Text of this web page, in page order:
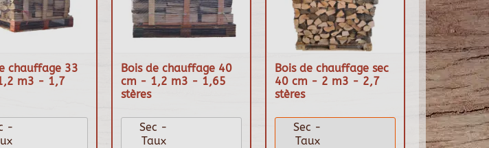
chauffage 33
m3 - 1,7
-
Bois de chauffage 40
cm - 1,2 m3 - 1,65
stères
Sec -
Taux
Bois de chauffage sec
40 cm - 2 m3 - 2,7
stères
Sec -
Taux